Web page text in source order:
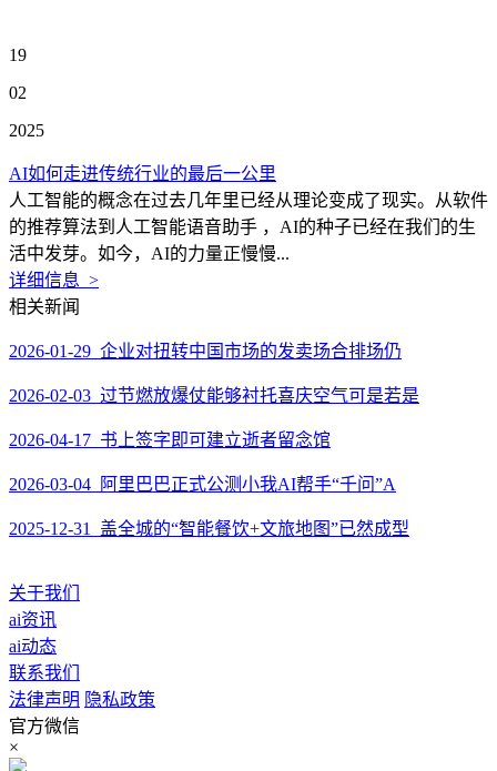
19
02
2025
AI如何走进传统行业的最后一公里
人工智能的概念在过去几年里已经从理论变成了现实。从软件
的推荐算法到人工智能语音助手 ，AI的种子已经在我们的生
活中发芽。如今，AI的力量正慢慢...
详细信息 >
相关新闻
2026-01-29 企业对扭转中国市场的发卖场合排场仍
2026-02-03 过节燃放爆仗能够衬托喜庆空气可是若是
2026-04-17 书上签字即可建立逝者留念馆
2026-03-04 阿里巴巴正式公测小我AI帮手“千问”A
2025-12-31 盖全城的“智能餐饮+文旅地图”已然成型
关于我们
ai资讯
ai动态
联系我们
法律声明 隐私政策
官方微信
×